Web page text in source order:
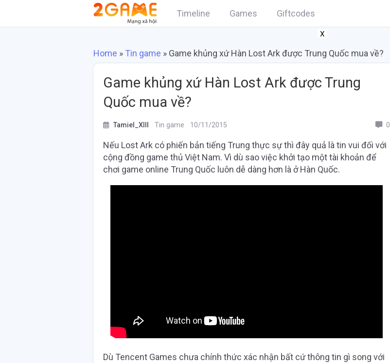
Timeline Games Giftcodes
X
Home » Tin game » Game khủng xứ Hàn Lost Ark được Trung Quốc mua về?
Game khủng xứ Hàn Lost Ark được Trung
Quốc mua về?
Tamiel_XIII Tin game 10/11/2015 0
Nếu Lost Ark có phiến bản tiếng Trung thực sự thì đây quả là tin vui đối với
cộng đồng game thủ Việt Nam. Vì dù sao việc khởi tạo một tài khoản để
chơi game online Trung Quốc luôn dễ dàng hơn là ở Hàn Quốc.
Dù Tencent Games chưa chính thức xác nhận bất cứ thông tin gì song với